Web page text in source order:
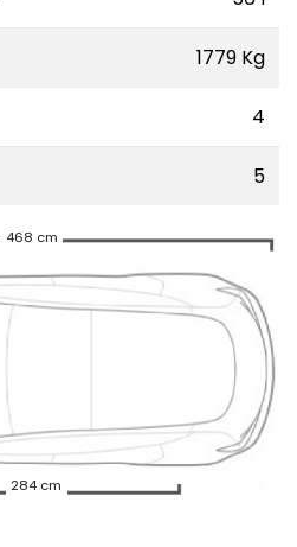
1779 Kg
4
5
468 cm
284 cm